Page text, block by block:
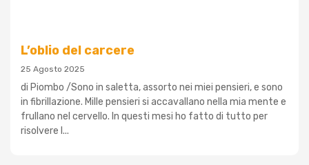
L’oblio del carcere
25 Agosto 2025
di Piombo /Sono in saletta, assorto nei miei pensieri, e sono
in fibrillazione. Mille pensieri si accavallano nella mia mente e
frullano nel cervello. In questi mesi ho fatto di tutto per
risolvere l...